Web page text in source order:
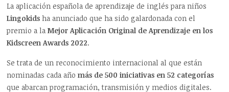
La aplicación española de aprendizaje de inglés para niños
Lingokids ha anunciado que ha sido galardonada con el
premio a laMejor Aplicación Original de Aprendizaje en los
Kidscreen Awards 2022.
Se trata de un reconocimiento internacional al que están
nominadas cada añomás de 500 iniciativas en 52 categorías
que abarcan programación, transmisión y medios digitales.